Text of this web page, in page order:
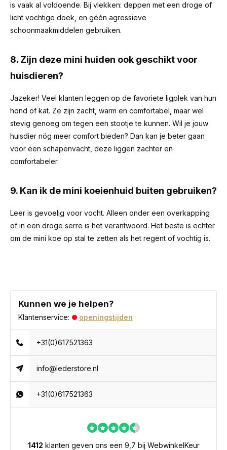
is vaak al voldoende. Bij vlekken: deppen met een droge of
licht vochtige doek, en géén agressieve
schoonmaakmiddelen gebruiken.
8. Zijn deze mini huiden ook geschikt voor
huisdieren?
Jazeker! Veel klanten leggen op de favoriete ligplek van hun
hond of kat. Ze zijn zacht, warm en comfortabel, maar wel
stevig genoeg om tegen een stootje te kunnen. Wil je jouw
huisdier nóg meer comfort bieden? Dan kan je beter gaan
voor een schapenvacht, deze liggen zachter en
comfortabeler.
9. Kan ik de mini koeienhuid buiten gebruiken?
Leer is gevoelig voor vocht. Alleen onder een overkapping
of in een droge serre is het verantwoord. Het beste is echter
om de mini koe op stal te zetten als het regent of vochtig is.
Kunnen we je helpen?
Klantenservice: openingstijden
+31(0)617521363
info@lederstore.nl
+31(0)617521363
1412 klanten geven ons een 9,7 bij WebwinkelKeur